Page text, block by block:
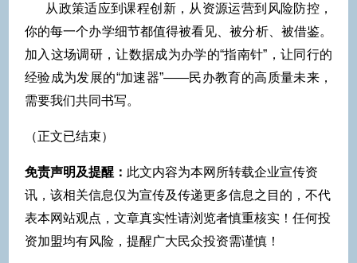
从政策适应到课程创新，从资源运营到风险防控，
你的每一个办学细节都值得被看见、被分析、被借鉴。
加入这场调研，让数据成为办学的“指南针”，让同行的
经验成为发展的“加速器”——民办教育的高质量未来，
需要我们共同书写。
（正文已结束）
免责声明及提醒： 此文内容为本网所转载企业宣传资
讯，该相关信息仅为宣传及传递更多信息之目的，不代
表本网站观点，文章真实性请浏览者慎重核实！任何投
资加盟均有风险，提醒广大民众投资需谨慎！